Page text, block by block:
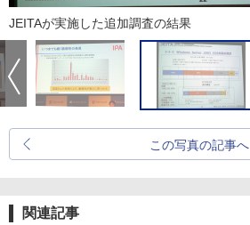
JEITAが実施した追加調査の結果
この写真の記事へ
関連記事